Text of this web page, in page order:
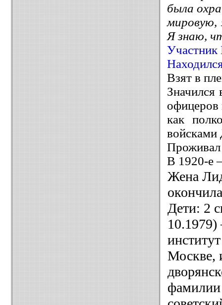
была
мировую,
Я знаю,
Участник
Взят в
как
войсками
Проживал
В 1920-е
Жена
Дети: 2
10.1979)
Москве,
фамилии